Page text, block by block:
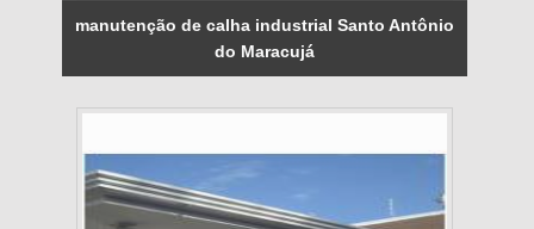
manutenção de calha industrial Santo Antônio
do Maracujá